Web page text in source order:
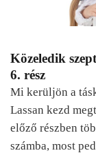
Közeledik
6. rész
Mi kerüljön a
Lassan kezd
előző részben
számba, most